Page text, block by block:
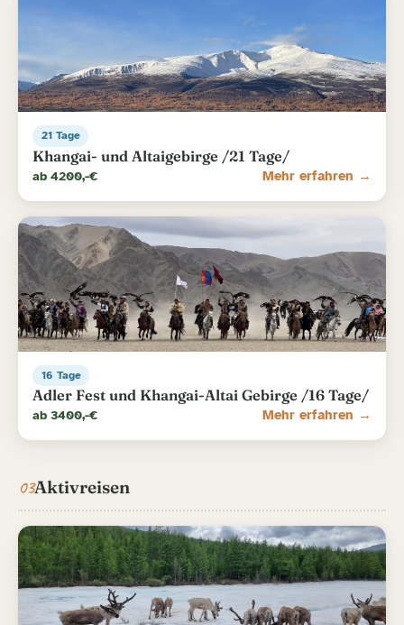
21 Tage
Khangai- und Altaigebirge /21 Tage/
ab 4200,-€ Mehr erfahren →
16 Tage
Adler Fest und Khangai-Altai Gebirge /16 Tage/
ab 3400,-€ Mehr erfahren →
03Aktivreisen